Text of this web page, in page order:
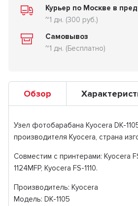
Курьер по Москве в
~1 дн. (300 руб.)
Самовывоз
~1 дн. (Бесплатно)
Обзор
Узел фотобарабана Kyocera DK-
производителя Kyocera, страна
Совместим с принтерами: Kyocera
1124MFP, Kyocera FS-1110.
Производитель: Kyocera
Модель: DK-1105